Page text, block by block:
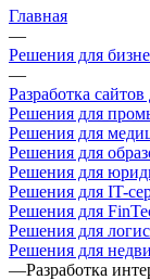
Главная
—
Решения для
—
Разработка
Решения для
Решения для
Решения для
Решения для
Решения для IT-
Решения для
Решения для
Решения для
—Разработка